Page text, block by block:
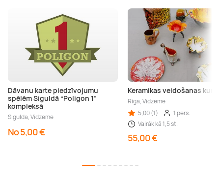
Dāvanu karte piedzīvojumu
spēlēm Siguldā “Poligon 1”
kompleksā
Sigulda, Vidzeme
No 5,00 €
Keramikas veidošanas kursi
Rīga, Vidzeme
5,00 (1)
1 pers.
Vairāk kā 1,5 st.
55,00 €